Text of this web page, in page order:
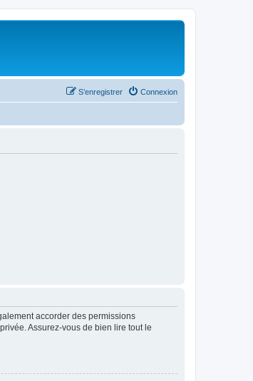
Connexion
S’enregistrer
accorder des permissions
Assurez-vous de bien lire tout le